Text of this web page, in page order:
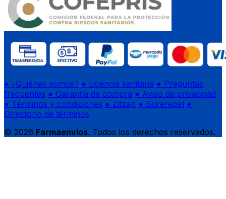
● ¿Quiénes somos? ● Licencia sanitaria ● Preguntas
frecuentes ● Garantía de compra ● Aviso de privacidad
● Términos y condiciones ● Zitzap ● Surerepel ●
Directorio de términos
© 2026 Farmaenvíos. Todos los derechos reservados.